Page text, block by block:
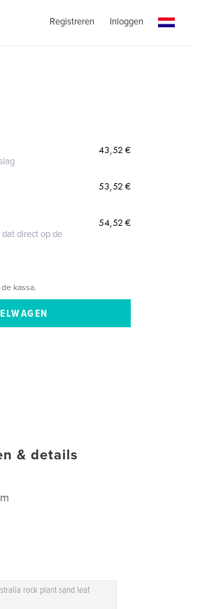
Registreren Inloggen
43,52 €
53,52 €
direct op de
54,52 €
kassa.
& details
rock plant sand leaf